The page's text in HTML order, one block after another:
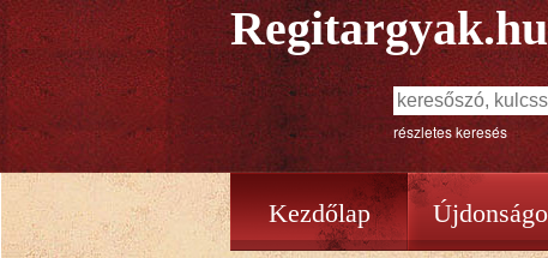
Regitargyak.hu
részletes keresés
Kezdőlap